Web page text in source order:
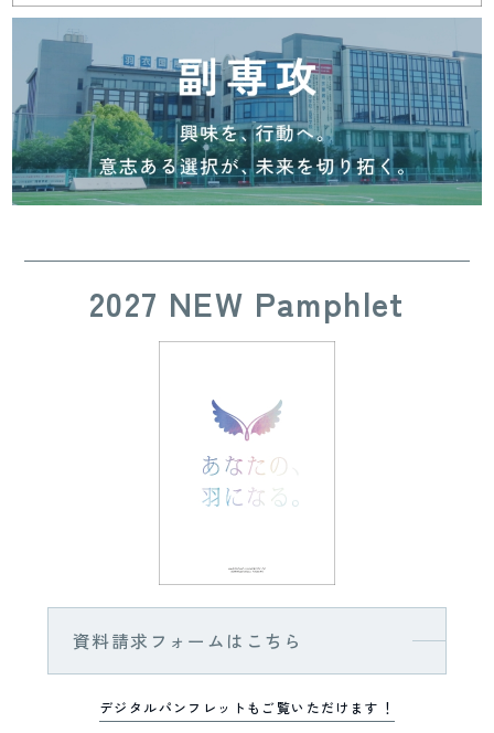
2027 NEW Pamphlet
資料請求フォームはこちら
デジタルパンフレットもご覧いただけます！